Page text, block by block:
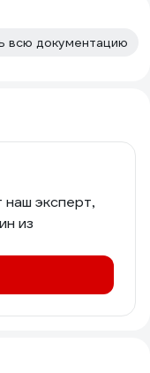
всю документацию
наш эксперт,
из